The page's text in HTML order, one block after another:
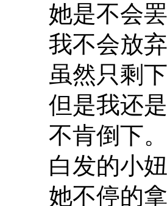
她是不会罢
我不会放
虽然只剩
但是我还
不肯倒下。
白发的小
她不停的